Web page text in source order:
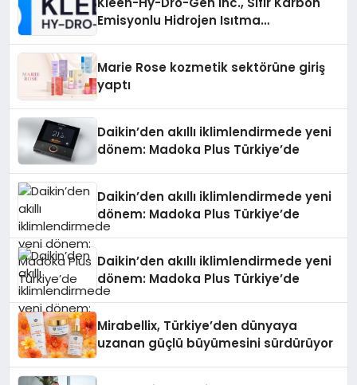
Emisyonlu Hidrojen Isıtma
Marie Rose kozmetik sektörüne giriş
yaptı
Daikin’den akıllı iklimlendirmede yeni
dönem: Madoka Plus Türkiye’de
Daikin’den akıllı iklimlendirmede yeni
dönem: Madoka Plus Türkiye’de
Daikin’den akıllı iklimlendirmede yeni
dönem: Madoka Plus Türkiye’de
Mirabellix, Türkiye’den dünyaya
uzanan güçlü büyümesini sürdürüyor